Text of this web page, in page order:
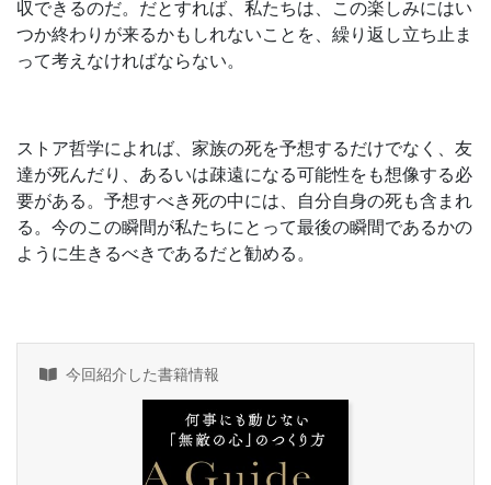
収できるのだ。だとすれば、私たちは、この楽しみにはい
つか終わりが来るかもしれないことを、繰り返し立ち止ま
って考えなければならない。
ストア哲学によれば、家族の死を予想するだけでなく、友
達が死んだり、あるいは疎遠になる可能性をも想像する必
要がある。予想すべき死の中には、自分自身の死も含まれ
る。今のこの瞬間が私たちにとって最後の瞬間であるかの
ように生きるべきであるだと勧める。
今回紹介した書籍情報